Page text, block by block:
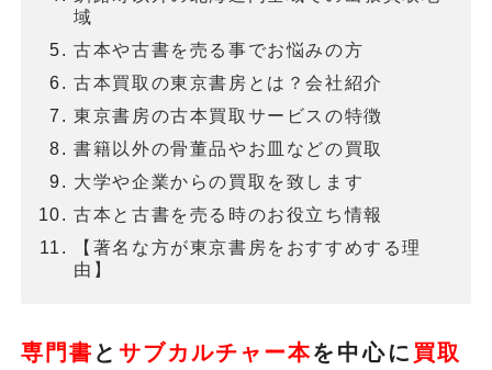
域
古本や古書を売る事でお悩みの方
古本買取の東京書房とは？会社紹介
東京書房の古本買取サービスの特徴
書籍以外の骨董品やお皿などの買取
大学や企業からの買取を致します
古本と古書を売る時のお役立ち情報
【著名な方が東京書房をおすすめする理
由】
専門書 とサブカルチャー本を 中心に 買取